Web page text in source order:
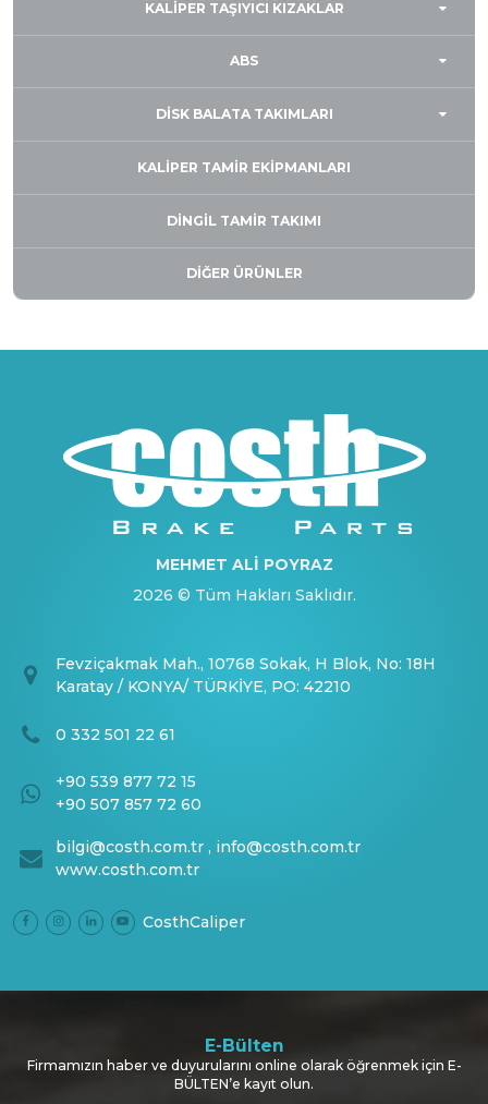
KALİPER TAŞIYICI KIZAKLAR
ABS
DİSK BALATA TAKIMLARI
KALIPER TAMIR EKIPMANLARI
DİNGİL TAMİR TAKIMI
DIĞER ÜRÜNLER
MEHMET ALİ POYRAZ
2026 © Tüm Hakları Saklıdır.
Fevziçakmak Mah., 10768 Sokak, H Blok, No: 18H
Karatay / KONYA/ TÜRKİYE, PO: 42210
0 332 501 22 61
+90 539 877 72 15
+90 507 857 72 60
bilgi@costh.com.tr, info@costh.com.tr
www.costh.com.tr
CosthCaliper
E-Bülten
Firmamızın haber ve duyurularını online olarak öğrenmek için E-
BÜLTEN’e kayıt olun.